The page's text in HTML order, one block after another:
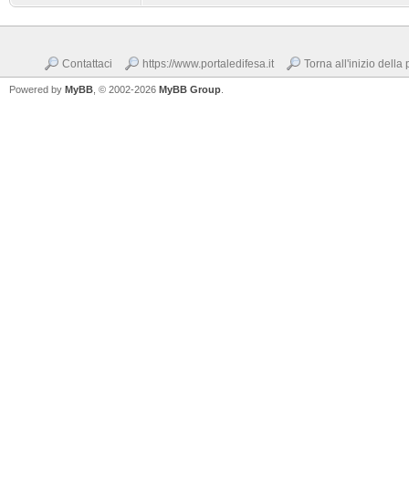
Contattaci https://www.portaledifesa.it Torna all'inizio della
Powered by MyBB , © 2002-2026 MyBB Group